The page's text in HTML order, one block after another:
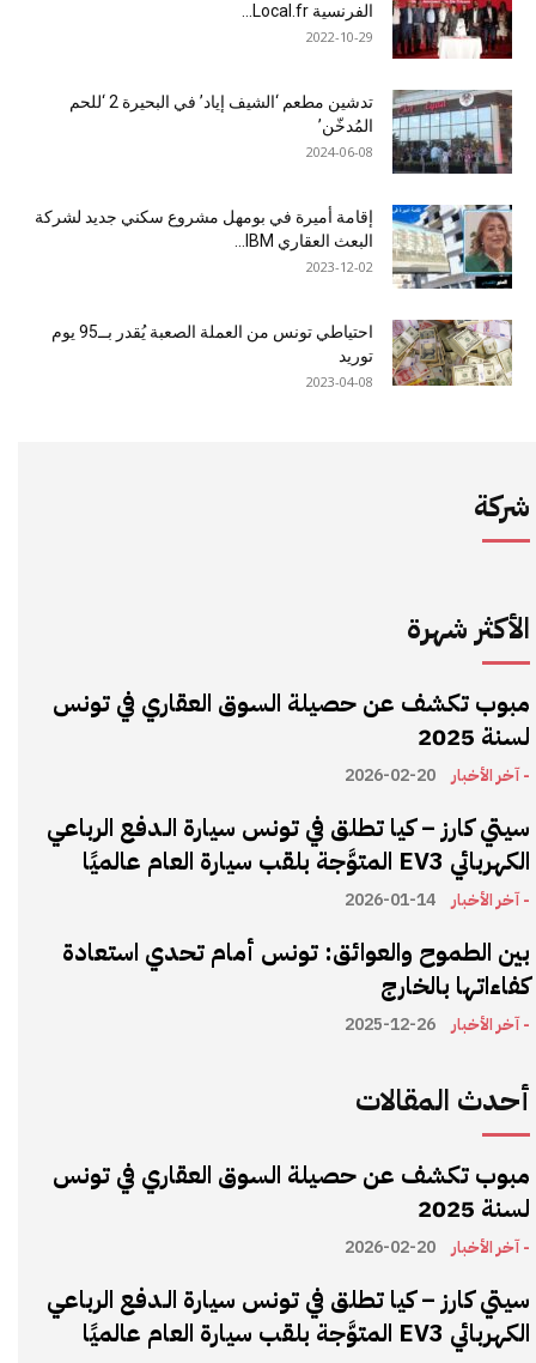
الفرنسية Local.fr...
2022-10-29
تدشين مطعم ‘الشيف إياد’ في البحيرة 2 ‘للحم
المُدخّن’
2024-06-08
إقامة أميرة في بومهل مشروع سكني جديد لشركة
البعث العقاري IBM...
2023-12-02
احتياطي تونس من العملة الصعبة يُقدر بــ95 يوم
توريد
2023-04-08
شركة
الأكثر شهرة
مبوب تكشف عن حصيلة السوق العقاري في تونس
لسنة 2025
- آخر الأخبار 2026-02-20
سيتي كارز – كيا تطلق في تونس سيارة الـدفع الرباعي
الكهربائي EV3 المتوَّجة بلقب سيارة العام عالميًا
- آخر الأخبار 2026-01-14
بين الطموح والعوائق: تونس أمام تحدي استعادة
كفاءاتها بالخارج
- آخر الأخبار 2025-12-26
أحدث المقالات
مبوب تكشف عن حصيلة السوق العقاري في تونس
لسنة 2025
- آخر الأخبار 2026-02-20
سيتي كارز – كيا تطلق في تونس سيارة الـدفع الرباعي
الكهربائي EV3 المتوَّجة بلقب سيارة العام عالميًا